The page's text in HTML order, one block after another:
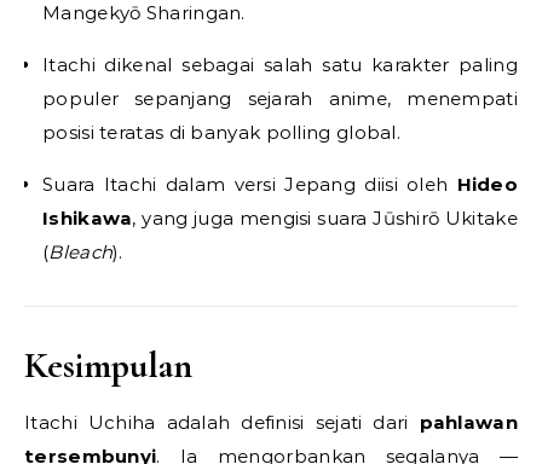
Mangekyō Sharingan.
Itachi dikenal sebagai salah satu karakter paling
populer sepanjang sejarah anime, menempati
posisi teratas di banyak polling global.
Suara Itachi dalam versi Jepang diisi oleh Hideo
Ishikawa, yang juga mengisi suara Jūshirō Ukitake
(Bleach).
Kesimpulan
Itachi Uchiha adalah definisi sejati dari pahlawan
tersembunyi. Ia mengorbankan segalanya —